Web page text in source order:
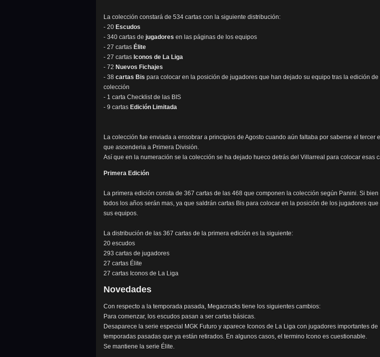
La colección constará de 534 cartas con la siguiente distribución:
- 20 Escudos
- 340 cartas de jugadores en las páginas de los equipos
- 27 cartas Élite
- 27 cartas Iconos de La Liga
- 72 Nuevos Fichajes
- 38 cartas Bis para colocar en la posición de jugadores que han dejado su equipo tras la edición de
colección
- 1 carta Checklist de las BIS
- 9 cartas Edición Limitada
La colección fue enviada a ensobrar a principios de Agosto cuando aún faltaba por saberse el tercer
que ascenderia a Primera División.
Así que en la numeración se la colección se ha dejado hueco detrás del Villarreal para colocar esas
Primera Edición
La primera edición consta de 367 cartas de las 468 que componen la colección según Panini. Si bien
todos los años serán mas, ya que saldrán cartas Bis para colocar en la posición de los jugadores que
sus equipos.
La distribución de las 367 cartas de la primera edición es la siguiente:
20 escudos
293 cartas de jugadores
27 cartas Élite
27 cartas Iconos de La Liga
Novedades
Con respecto a la temporada pasada, Megacracks tiene los siguientes cambios:
Para comenzar, los escudos pasan a ser cartas básicas.
Desaparece la serie especial MGK Futuro y aparece Iconos de La Liga con jugadores importantes de
temporadas pasadas que ya están retirados. En algunos casos, el termino Icono es cuestionable.
Se mantiene la serie Élite.